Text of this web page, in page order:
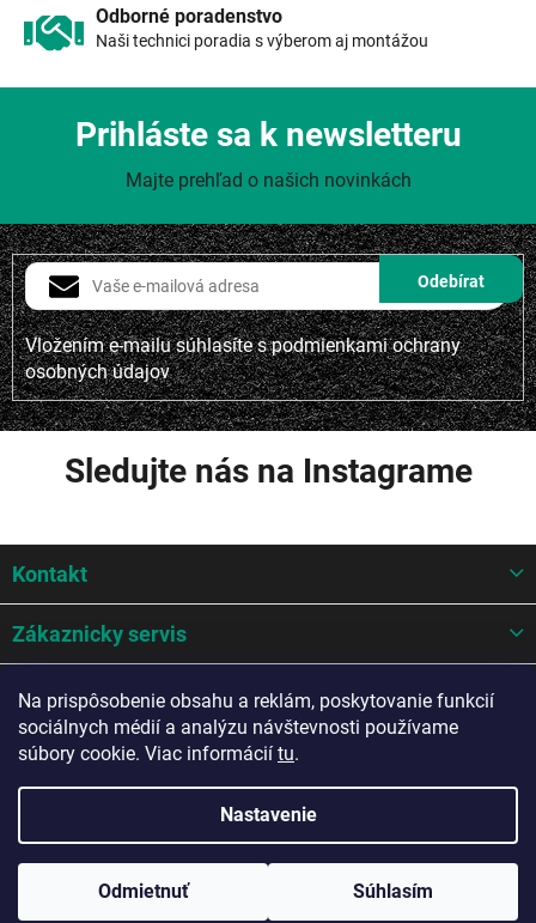
Na prispôsobenie obsahu a reklám, poskytovanie funkcií
sociálnych médií a analýzu návštevnosti používame
súbory cookie. Viac informácií tu.
Nastavenie
Odmietnuť Súhlasím
Odborné poradenstvo
Naši technici poradia s výberom aj montážou
Vložením e-mailu súhlasíte spodmienkami ochrany
osobných údajov
Prihláste sa k newsletteru
Majte prehľad o našich novinkách
Sledujte nás na Instagrame
p
t
Kontakt
Zákaznicky servis
Mohlo by sa hodit
Potrebujete poradiť?
Copyright 2026A-Z AUTO Slovakia s.r.o.. Všetky práva vyhradené.
Upraviť nastavenie cookies